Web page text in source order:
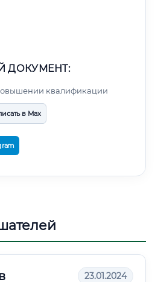
ДОКУМЕНТ:
квалификации
в Max
23.01.2024